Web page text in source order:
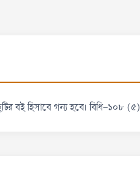
বই হিসাবে গন্য হবে। বিধি-১০৮ (৫)